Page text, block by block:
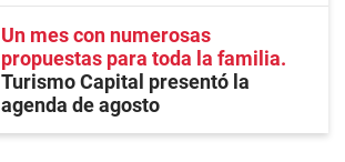
Un mes con numerosas
propuestas para toda la familia
Turismo Capital presentó la
agenda de agosto